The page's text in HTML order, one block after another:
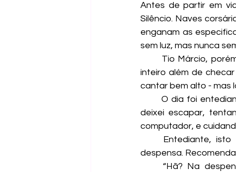
Antes de partir em
Silêncio. Naves
enganam as
sem luz, mas nunca
inteiro além de
cantar bem alto - mas
deixei escapar,
computador, e
despensa.
	“Hã? Na despensa?”, perguntei, confusa. Não era positiva a ideia de qualquer